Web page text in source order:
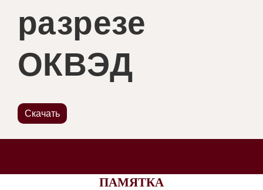
разрезе
ОКВЭД
Скачать
ПАМЯТКА